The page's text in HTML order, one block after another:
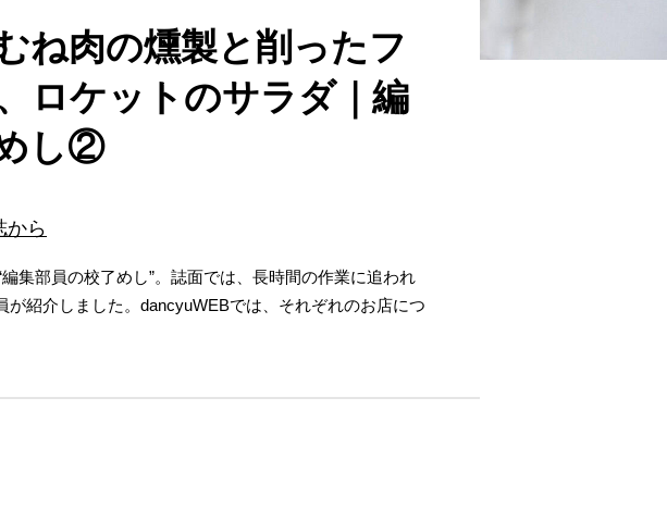
ね肉の燻製と削ったフ
ロケットのサラダ｜編
し②
から
集部員の校了めし”。誌面では、長時間の作業に追われ
紹介しました。dancyuWEBでは、それぞれのお店につ